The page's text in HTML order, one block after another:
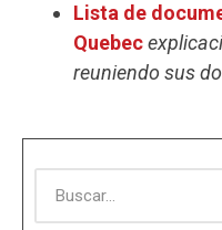
Lista de
Quebec
reuniendo sus